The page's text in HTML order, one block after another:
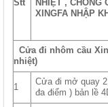
Stt
NHIỆT , CHỐNG
XINGFA NHẬP
Cửa đi nhôm cầu
nhiệt)
1
Cửa đi mở quay
đa điểm ) bản lề